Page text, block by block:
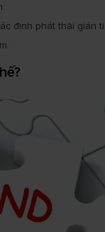
định phát thải gián